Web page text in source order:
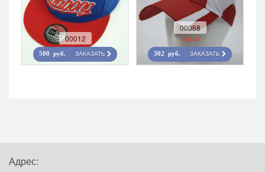
00012
500 руб. ЗАКАЗАТЬ
00068
420 r
302 руб. ЗАКАЗАТЬ
Адрес: